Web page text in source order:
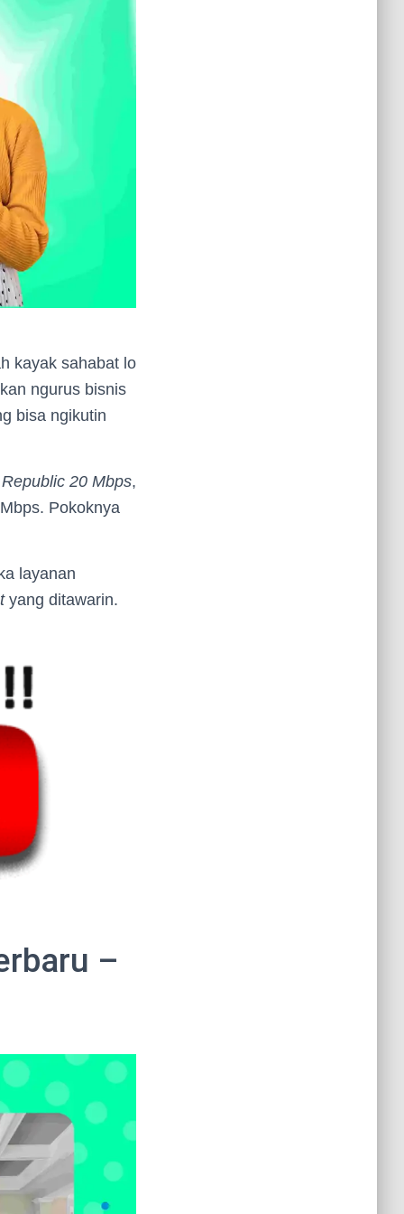
kayak sahabat lo
ngurus bisnis
bisa ngikutin
20 Mbps,
Pokoknya
layanan
yang ditawarin.
–